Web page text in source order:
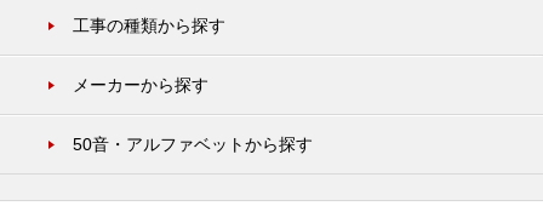
工事の種類から探す
メーカーから探す
50音・アルファベットから探す